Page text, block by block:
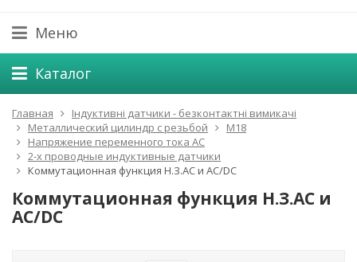
Меню
Каталог
Главная
Індуктивні датчики - безконтактні вимикачі
Металлический цилиндр с резьбой
М18
Напряжение переменного тока АС
2-х проводные индуктивные датчики
Коммутационная функция Н.З.АC и AC/DC
Коммутационная функция Н.З.АC и
AC/DC